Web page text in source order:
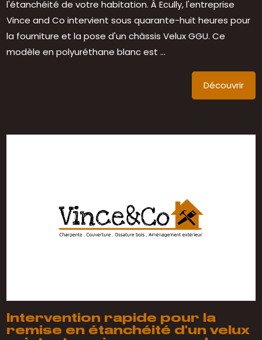
l'étanchéité de votre habitation. À Ecully, l'entreprise
Vince and Co intervient sous quarante-huit heures pour
la fourniture et la pose d'un châssis Velux GGU. Ce
modèle en polyuréthane blanc est ...
Découvrir
Intervention rapide pour la
remise en étanchéité d'un velux